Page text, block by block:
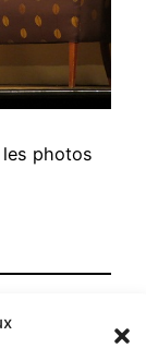
les photos